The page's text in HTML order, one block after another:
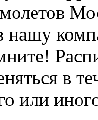
нашу
в
или